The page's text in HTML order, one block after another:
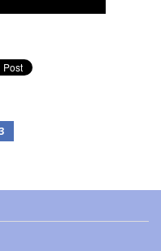
de tecnologías
sectores naval y
3